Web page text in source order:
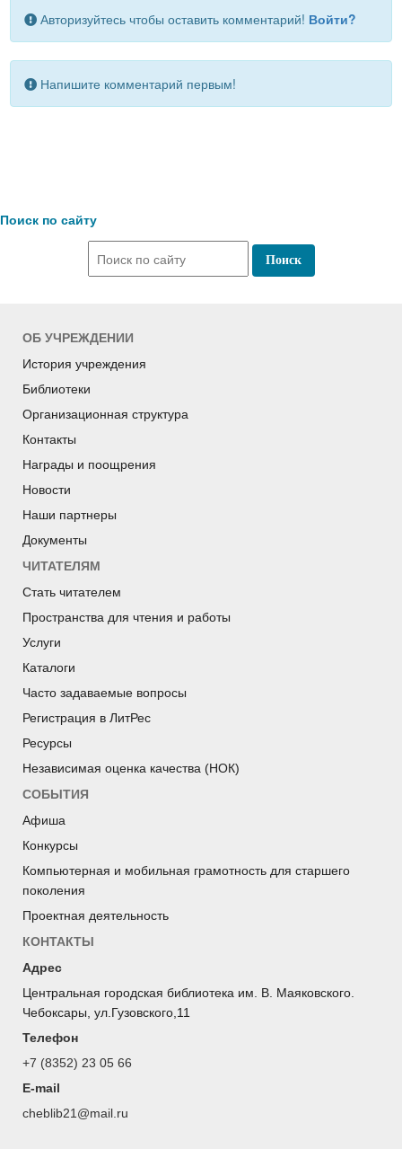
Авторизуйтесь чтобы оставить комментарий! Войти?
Напишите комментарий первым!
Поиск по сайту
ОБ УЧРЕЖДЕНИИ
История учреждения
Библиотеки
Организационная структура
Контакты
Награды и поощрения
Новости
Наши партнеры
Документы
ЧИТАТЕЛЯМ
Стать читателем
Пространства для чтения и работы
Услуги
Каталоги
Часто задаваемые вопросы
Регистрация в ЛитРес
Ресурсы
Независимая оценка качества (НОК)
СОБЫТИЯ
Афиша
Конкурсы
Компьютерная и мобильная грамотность для старшего
поколения
Проектная деятельность
КОНТАКТЫ
Адрес
Центральная городская библиотека им. В. Маяковского.
Чебоксары, ул.Гузовского,11
Телефон
+7 (8352) 23 05 66
E-mail
cheblib21@mail.ru